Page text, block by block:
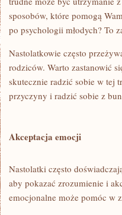
Z
BUNTEM
NASTOLATKÓW
sposobów, które pomogą
po psychologii młodych? To
Nastolatkowie często
rodziców. Warto zastanowić
skutecznie radzić sobie w tej
przyczyny i radzić sobie z
Akceptacja emocji
Nastolatki często
aby pokazać zrozumienie i⁣
emocjonalne może pomóc w